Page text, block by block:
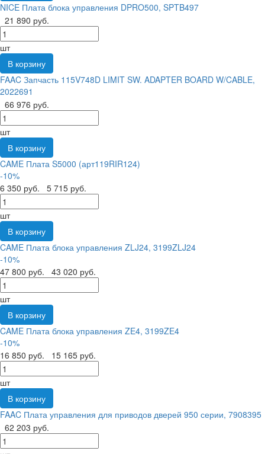
NICE Плата блока управления DPRO500, SPTB497
21 890 руб.
шт
В корзину
FAAC Запчасть 115V748D LIMIT SW. ADAPTER BOARD W/CABLE,
2022691
66 976 руб.
шт
В корзину
CAME Плата S5000 (арт119RIR124)
-10%
6 350 руб.
5 715 руб.
шт
В корзину
CAME Плата блока управления ZLJ24, 3199ZLJ24
-10%
47 800 руб.
43 020 руб.
шт
В корзину
CAME Плата блока управления ZE4, 3199ZE4
-10%
16 850 руб.
15 165 руб.
шт
В корзину
FAAC Плата управления для приводов дверей 950 серии, 7908395
62 203 руб.